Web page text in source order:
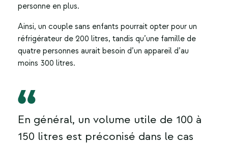
personne en plus.
Ainsi, un couple sans enfants pourrait opter pour un
réfrigérateur de 200 litres, tandis qu’une famille de
quatre personnes aurait besoin d’un appareil d’au
moins 300 litres.
En général, un volume utile de 100 à
150 litres est préconisé dans le cas